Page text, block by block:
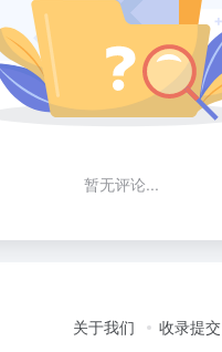
暂无评论...
关于我们 收录提交